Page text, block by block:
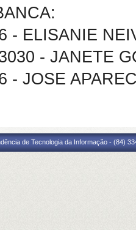
- ELISANIE
- JANETE
- JOSE
de Tecnologia da Informação - (84)